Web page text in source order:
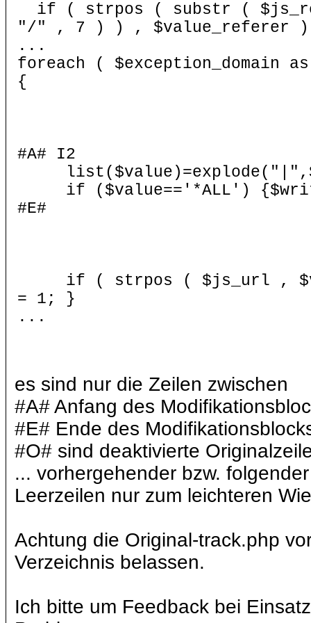
if ( strpos ( substr (
"/" , 7 ) ) , $value_referer )
...
foreach ( $exception_domain
{
#A# I2
if ($value=='*ALL')
#E#
if ( strpos ( $js_url ,
= 1; }
...
es sind nur die Zeilen zwischen
#A# Anfang des
#E# Ende des
#O# sind deaktivierte
... vorhergehender bzw.
Leerzeilen nur zum leichteren
Achtung die Original-track.php
Verzeichnis belassen.
Ich bitte um Feedback bei